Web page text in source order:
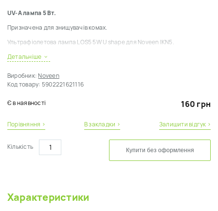
UV-A лампа 5 Вт.
Призначена для знищувачів комах.
Ультрафіолетова лампа LOS5 5W U shape для Noveen IKN5.
Детальніше
Виробник:Noveen
Код товару: 5902221621116
Є в наявності 160 грн
Порівняння › В закладки › Залишити відгук ›
Кількість Купити без оформлення
Характеристики